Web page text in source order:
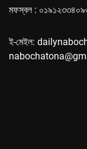
মফস্বল :
ই-মেইল: